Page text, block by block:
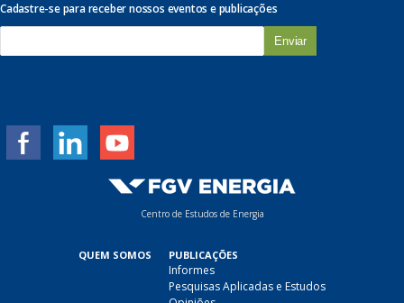
Cadastre-se para receber nossos eventos e publicações
m
Centro de Estudos de Energia
QUEM SOMOS PUBLICAÇÕES
Informes
Pesquisas Aplicadas e Estudos